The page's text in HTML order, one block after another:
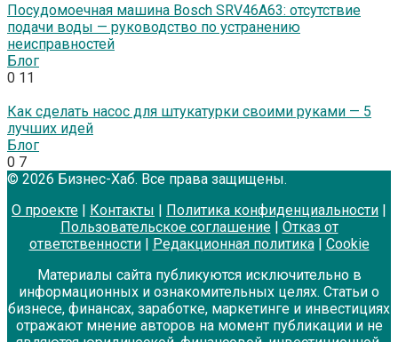
Посудомоечная машина Bosch SRV46A63: отсутствие
подачи воды — руководство по устранению
неисправностей
Блог
0 11
Как сделать насос для штукатурки своими руками — 5
лучших идей
Блог
0 7
© 2026 Бизнес-Хаб. Все права защищены.
О проекте | Контакты | Политика конфиденциальности |
Пользовательское соглашение| Отказ от
ответственности| Редакционная политика| Cookie
Материалы сайта публикуются исключительно в
информационных и ознакомительных целях. Статьи о
бизнесе, финансах, заработке, маркетинге и инвестициях
отражают мнение авторов на момент публикации и не